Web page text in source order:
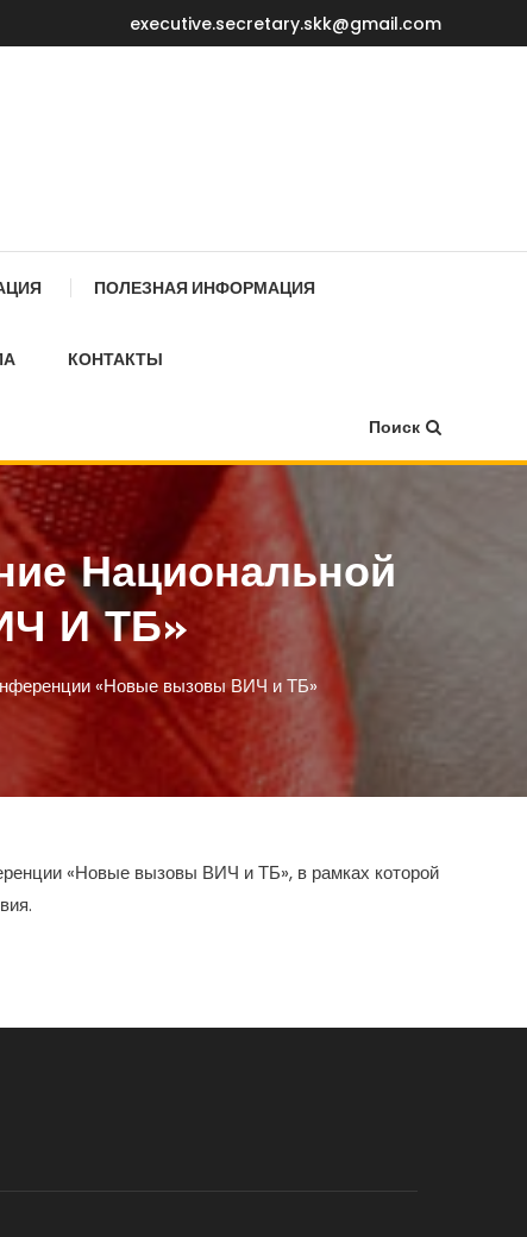
executive.secretary.skk@gmail.com
ПОЛЕЗНАЯ ИНФОРМАЦИЯ
КОНТАКТЫ
Поиск
Национальной
И ТБ»
«Новые вызовы ВИЧ и ТБ»
«Новые вызовы ВИЧ и ТБ», в рамках которой